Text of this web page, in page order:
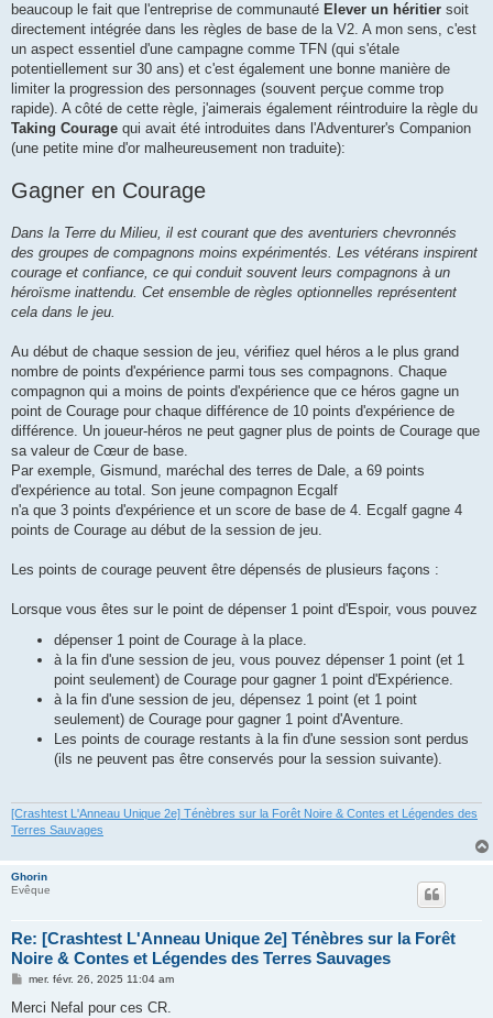
beaucoup le fait que l'entreprise de communauté Elever un héritier soit
directement intégrée dans les règles de base de la V2. A mon sens, c'est
un aspect essentiel d'une campagne comme TFN (qui s'étale
potentiellement sur 30 ans) et c'est également une bonne manière de
limiter la progression des personnages (souvent perçue comme trop
rapide). A côté de cette règle, j'aimerais également réintroduire la règle du
Taking Courage qui avait été introduites dans l'Adventurer's Companion
(une petite mine d'or malheureusement non traduite):
Gagner en Courage
Dans la Terre du Milieu, il est courant que des aventuriers chevronnés
des groupes de compagnons moins expérimentés. Les vétérans inspirent
courage et confiance, ce qui conduit souvent leurs compagnons à un
héroïsme inattendu. Cet ensemble de règles optionnelles représentent
cela dans le jeu.
Au début de chaque session de jeu, vérifiez quel héros a le plus grand
nombre de points d'expérience parmi tous ses compagnons. Chaque
compagnon qui a moins de points d'expérience que ce héros gagne un
point de Courage pour chaque différence de 10 points d'expérience de
différence. Un joueur-héros ne peut gagner plus de points de Courage que
sa valeur de Cœur de base.
Par exemple, Gismund, maréchal des terres de Dale, a 69 points
d'expérience au total. Son jeune compagnon Ecgalf
n'a que 3 points d'expérience et un score de base de 4. Ecgalf gagne 4
points de Courage au début de la session de jeu.
Les points de courage peuvent être dépensés de plusieurs façons :
Lorsque vous êtes sur le point de dépenser 1 point d'Espoir, vous pouvez
dépenser 1 point de Courage à la place.
à la fin d'une session de jeu, vous pouvez dépenser 1 point (et 1
point seulement) de Courage pour gagner 1 point d'Expérience.
à la fin d'une session de jeu, dépensez 1 point (et 1 point
seulement) de Courage pour gagner 1 point d'Aventure.
Les points de courage restants à la fin d'une session sont perdus
(ils ne peuvent pas être conservés pour la session suivante).
[Crashtest L'Anneau Unique 2e] Ténèbres sur la Forêt Noire & Contes et Légendes des
Terres Sauvages
Ghorin
Evêque
Re: [Crashtest L'Anneau Unique 2e] Ténèbres sur la Forêt
Noire & Contes et Légendes des Terres Sauvages
M
s
mer. févr. 26, 2025 11:04 am
Merci Nefal pour ces CR.